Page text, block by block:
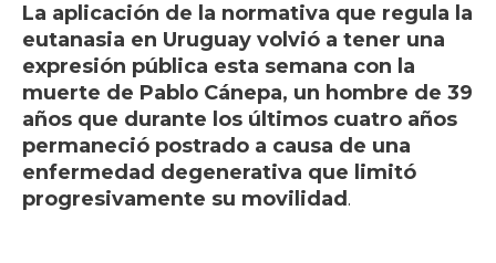
La aplicación de la normativa que regula la
eutanasia en Uruguay volvió a tener una
expresión pública esta semana con la
muerte de Pablo Cánepa, un hombre de 39
años que durante los últimos cuatro años
permaneció postrado a causa de una
enfermedad degenerativa que limitó
progresivamente su movilidad.